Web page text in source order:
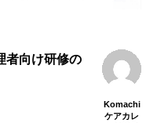
者向け研修の
Komachi
ケアカレ